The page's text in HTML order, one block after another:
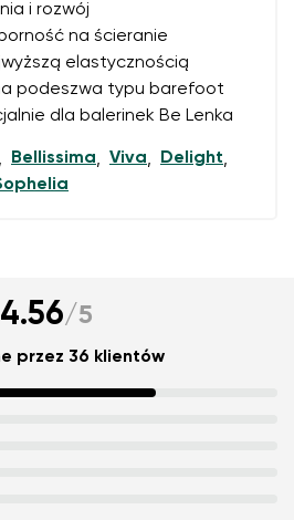
i rozwój
na ścieranie
elastycznością
podeszwa typu barefoot
dla balerinek Be Lenka
, Bellissima, Viva, Delight,
4.56/5
przez 36 klientów